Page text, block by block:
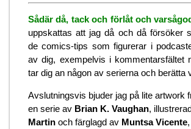
Sådär då, tack och förlåt och
uppskattas att jag då och då försöker
de comics-tips som figurerar i
av dig, exempelvis i kommentarsfältet
tar dig an någon av serierna och berätta
Avslutningsvis bjuder jag på lite artwork
en serie av Brian K. Vaughan,
Martin och färglagd av Muntsa Vicente